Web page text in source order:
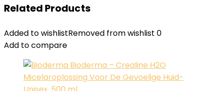
Related Products
Added to wishlistRemoved from wishlist 0
Add to compare